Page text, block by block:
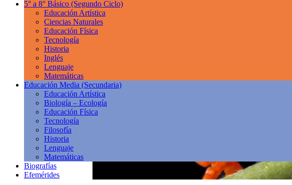
5° a 8° Básico (Segundo Ciclo)
Educación Artística
Ciencias Naturales
Educación Física
Tecnología
Historia
Inglés
Lenguaje
Matemáticas
Educación Media (Secundaria)
Educación Artística
Biología – Ecología
Educación Física
Tecnología
Filosofía
Historia
Lenguaje
Matemáticas
Biografías
Efemérides